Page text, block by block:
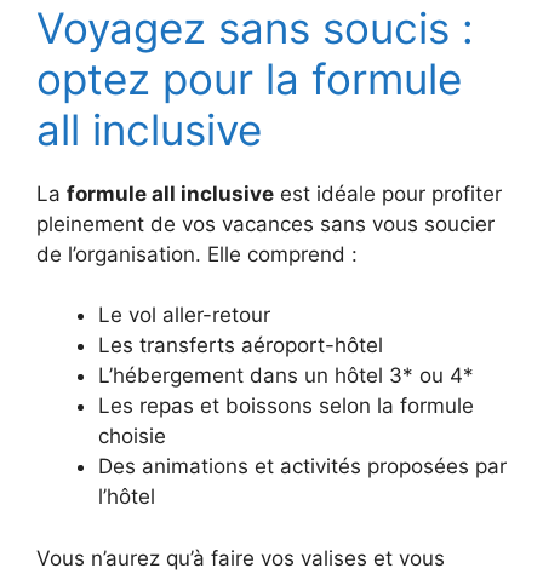
Voyagez sans soucis :
optez pour la formule
all inclusive
La formule all inclusive est idéale pour profiter
pleinement de vos vacances sans vous soucier
de l’organisation. Elle comprend :
Le vol aller-retour
Les transferts aéroport-hôtel
L’hébergement dans un hôtel 3* ou 4*
Les repas et boissons selon la formule
choisie
Des animations et activités proposées par
l’hôtel
Vous n’aurez qu’à faire vos valises et vous